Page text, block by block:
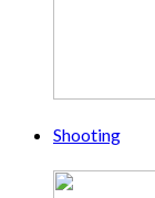
Shooting